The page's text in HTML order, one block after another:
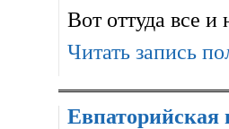
Вот оттуда все и
Читать запись
Евпаторийская